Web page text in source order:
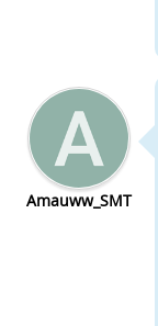
Amauww_SMT